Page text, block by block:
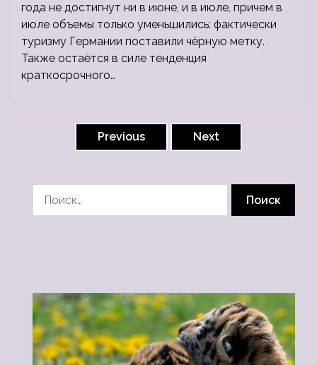
года не достигнут ни в июне, и в июле, причем в
июле объемы только уменьшились: фактически
туризму Германии поставили чёрную метку.
Также остаётся в силе тенденция
краткосрочного…
Previous Next